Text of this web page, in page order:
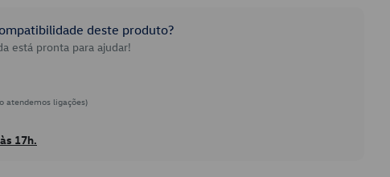
deste produto?
está pronta para ajudar!
atendemos ligações)
17h.